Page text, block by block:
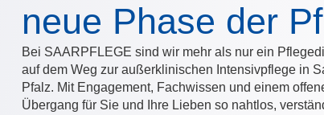
neue Phase der
Bei SAARPFLEGE sind wir mehr als nur ein
auf dem Weg zur außerklinischen Intensivpflege in
Pfalz. Mit Engagement, Fachwissen und einem
Übergang für Sie und Ihre Lieben so nahtlos,